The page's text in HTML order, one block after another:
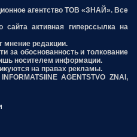
агентство ТОВ «ЗНАЙ». Все
сайта активная гиперссылка на
мнение редакции.
за обоснованность и толкование
носителем информации.
на правах рекламы.
AGENTSTVO ZNAI,